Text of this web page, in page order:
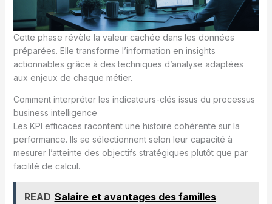
Cette phase révèle la valeur cachée dans les données
préparées. Elle transforme l’information en insights
actionnables grâce à des techniques d’analyse adaptées
aux enjeux de chaque métier.
Comment interpréter les indicateurs-clés issus du processus
business intelligence
Les KPI efficaces racontent une histoire cohérente sur la
performance. Ils se sélectionnent selon leur capacité à
mesurer l’atteinte des objectifs stratégiques plutôt que par
facilité de calcul.
READ Salaire et avantages des familles